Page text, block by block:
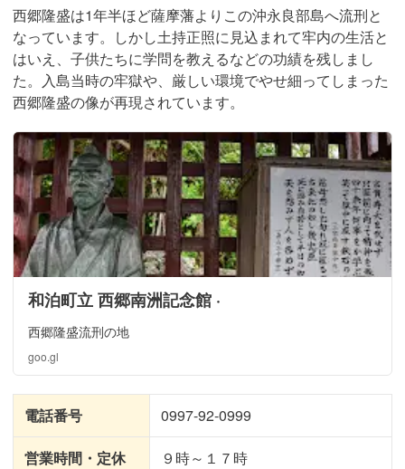
西郷隆盛は1年半ほど薩摩藩よりこの沖永良部島へ流刑と
なっています。しかし土持正照に見込まれて牢内の生活と
はいえ、子供たちに学問を教えるなどの功績を残しまし
た。入島当時の牢獄や、厳しい環境でやせ細ってしまった
西郷隆盛の像が再現されています。
和泊町立 西郷南洲記念館 ·
西郷隆盛流刑の地
goo.gl
電話番号 0997-92-0999
営業時間・定休
９時～１７時